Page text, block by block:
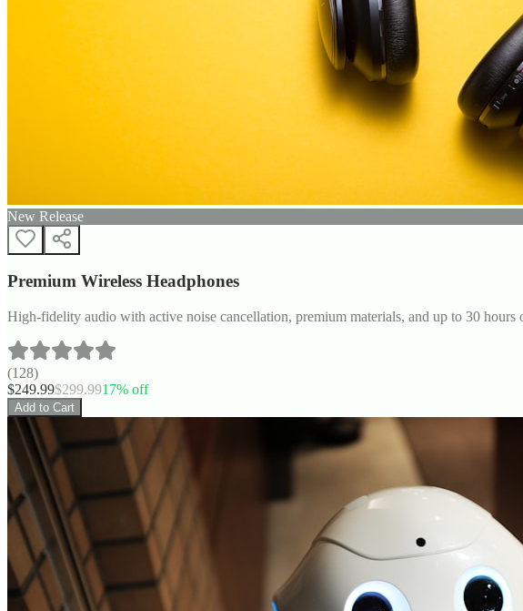
New Release
Premium Wireless Headphones
High-fidelity audio with active noise cancellation, premium materials, and up to 30 hours
(128)
$249.99$299.9917% off
Add to Cart